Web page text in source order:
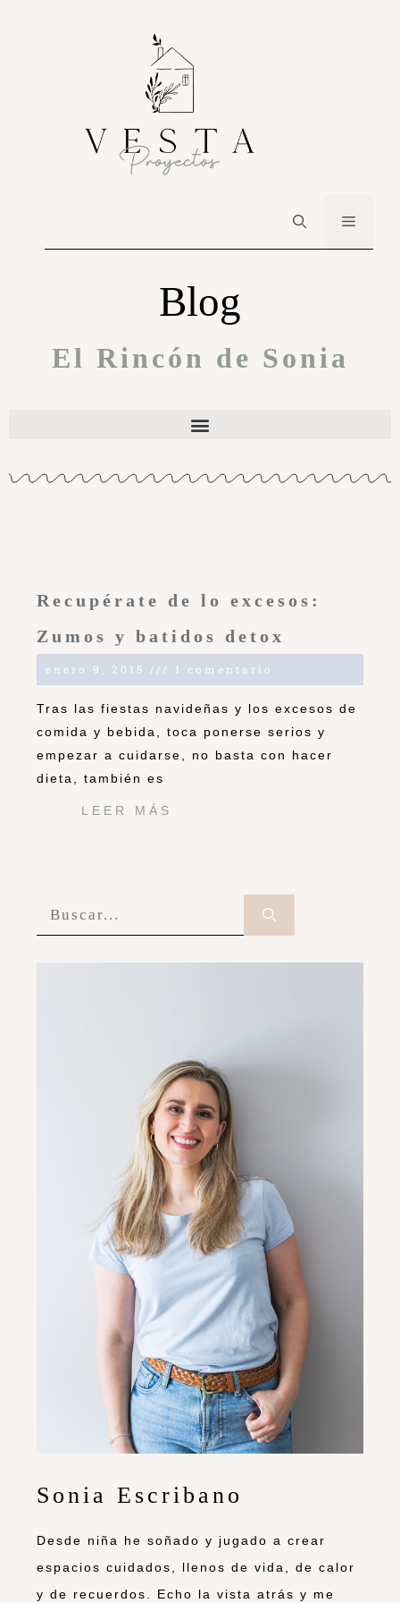
Blog
El Rincón de Sonia
Recupérate de lo excesos:
Zumos y batidos detox
enero 9, 2015 1 comentario
Tras las fiestas navideñas y los excesos de
comida y bebida, toca ponerse serios y
empezar a cuidarse, no basta con hacer
dieta, también es
LEER MÁS
Sonia Escribano
Desde niña he soñado y jugado a crear
espacios cuidados, llenos de vida, de calor
y de recuerdos. Echo la vista atrás y me